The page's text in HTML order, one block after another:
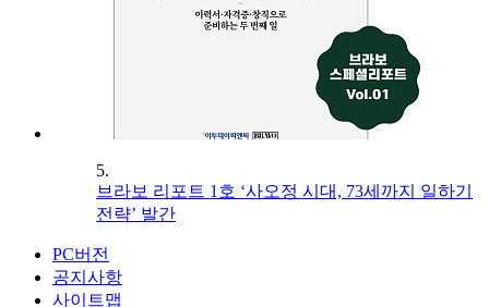
5.
브라보 리포트 1호 ‘사오정 시대, 73세까지 일하기
전략’ 발간
PC버전
공지사항
사이트맵